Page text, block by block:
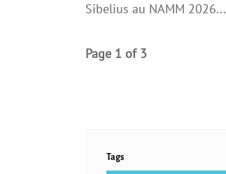
Sibelius au NAMM 2026...
Page 1 of 3
Tags